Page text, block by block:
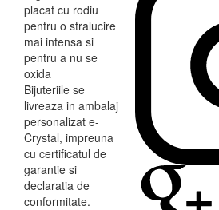
placat cu rodiu
pentru o stralucire
mai intensa si
pentru a nu se
oxida
Bijuteriile se
livreaza in ambalaj
personalizat e-
Crystal, impreuna
cu certificatul de
garantie si
declaratia de
conformitate.